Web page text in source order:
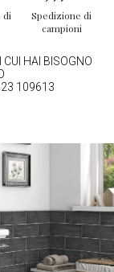
di
Spedizione di
campioni
CUI HAI BISOGNO
109613